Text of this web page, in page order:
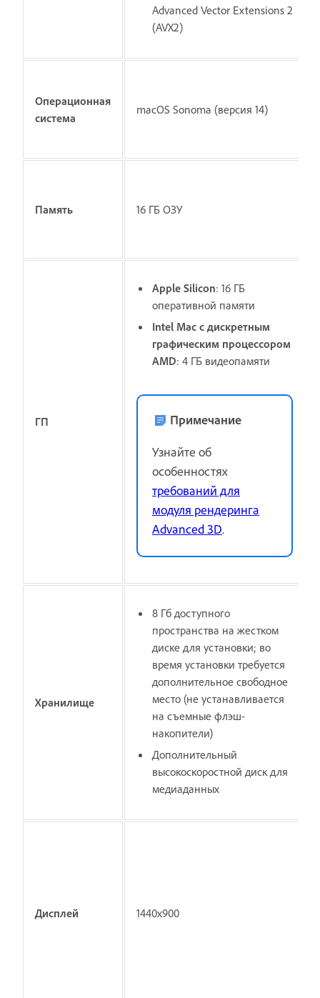
Advanced Vector Extensions 2
(AVX2)
Операционная
система
macOS Sonoma (версия 14)
Память 16 ГБ ОЗУ
ГП
Apple Silicon: 16 ГБ
оперативной памяти
Intel Mac с дискретным
графическим процессором
AMD: 4 ГБ видеопамяти
Примечание
Узнайте об
особенностях
требований для
модуля рендеринга
Advanced 3D.
Хранилище
8 Гб доступного
пространства на жестком
диске для установки; во
время установки требуется
дополнительное свободное
место (не устанавливается
на съемные флэш-
накопители)
Дополнительный
высокоскоростной диск для
медиаданных
Дисплей 1440x900